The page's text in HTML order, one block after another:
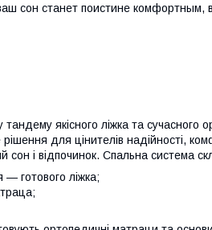
сон станет поистине
тандему якісного ліжка та
для цінителів надійності,
сон і відпочинок. Спальна система
— готового ліжка;